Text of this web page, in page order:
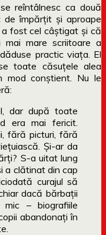
reîntâlnesc ca două
de împărțit și aproape
fost cel câștigat și că
mare scriitoare a
practic viața. El
toate căsuțele alea
mod conștient. Nu le
dar după toate
era mai fericit.
fără picturi, fără
Şi-ar da
S-a uitat lung
a clătinat din cap
curajul să
dacă bărbaţii
– biografiile
abandonaţi în